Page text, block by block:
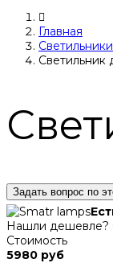
Главная
Светильник
Задать вопрос по
Нашли дешевле?
Стоимость
5980 руб